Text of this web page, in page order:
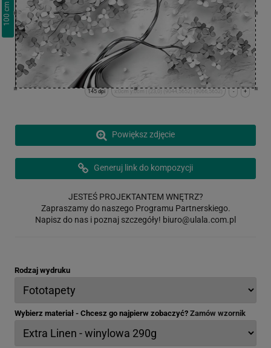
100
cm
+
-
x:0cm y:0cm | (23,0) (9044,5652) (9066,5652)
145 dpi
Powiększ zdjęcie
Generuj link do kompozycji
JESTEŚ PROJEKTANTEM WNĘTRZ?
Zapraszamy do naszego Programu Partnerskiego.
Napisz do nas i poznaj szczegóły! biuro@ulala.com.pl
Rodzaj wydruku
Wybierz materiał - Chcesz go najpierw zobaczyć? Zamów wzornik